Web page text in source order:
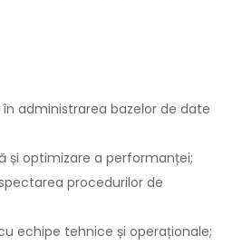
administrarea bazelor de date
și optimizare a performanței;
procedurilor de
echipe tehnice și operaționale;